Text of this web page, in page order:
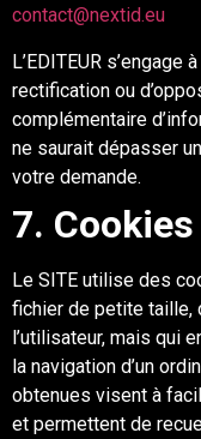
contact@nextid.eu
L’EDITEUR s’engage
rectification ou
complémentaire
ne saurait dépasser
votre demande.
7. Cookies
Le SITE utilise des
fichier de petite taille,
l’utilisateur, mais qui
la navigation d’un
obtenues visent à
et permettent de